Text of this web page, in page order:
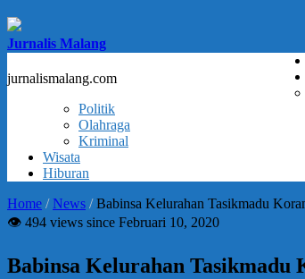
Jurnalis Malang
jurnalismalang.com
Politik
Olahraga
Kriminal
Wisata
Hiburan
Home /News /Babinsa Kelurahan Tasikmadu
👁 494 views since Februari 10, 2020
Babinsa Kelurahan Tasikmadu